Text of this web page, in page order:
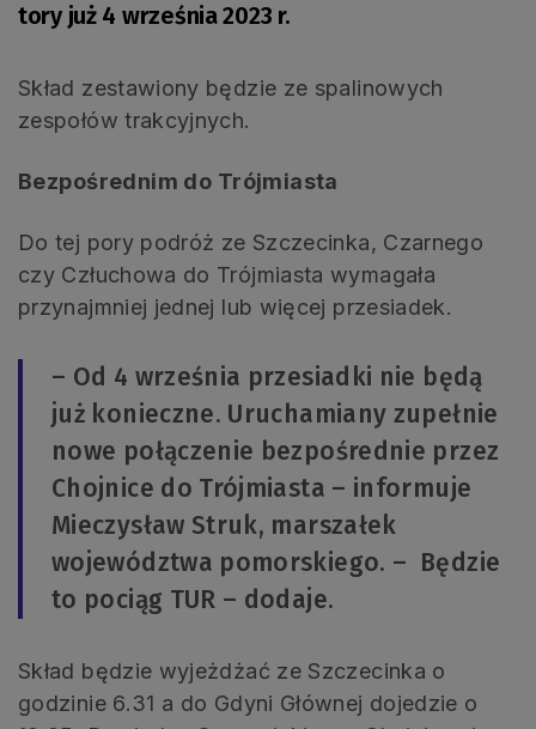
tory już 4 września 2023 r.
Skład zestawiony będzie ze spalinowych
zespołów trakcyjnych.
Bezpośrednim do Trójmiasta
Do tej pory podróż ze Szczecinka, Czarnego
czy Człuchowa do Trójmiasta wymagała
przynajmniej jednej lub więcej przesiadek.
– Od 4 września przesiadki nie będą
już konieczne. Uruchamiany zupełnie
nowe połączenie bezpośrednie przez
Chojnice do Trójmiasta – informuje
Mieczysław Struk, marszałek
województwa pomorskiego. – Będzie
to pociąg TUR – dodaje.
Skład będzie wyjeżdżać ze Szczecinka o
godzinie 6.31 a do Gdyni Głównej dojedzie o